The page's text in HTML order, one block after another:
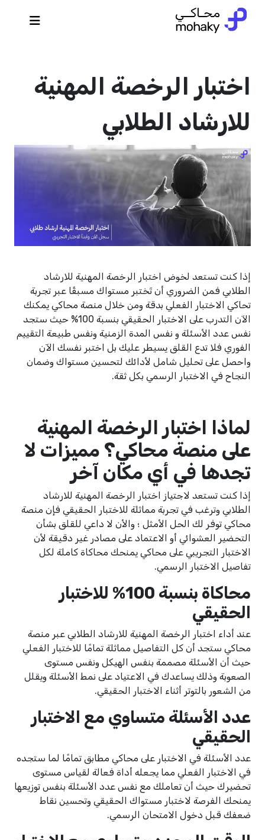
اختبار الرخصة المهنية
للارشاد الطلابي
إذا كنت تستعد لخوض اختبار الرخصة المهنية للارشاد
الطلابي فمن الضروري أن تَختبر مستواك مسبقًا عبر تجربة
تحاكي الاختبار الفعلي بدقة ومن خلال منصة محاكي يمكنك
الآن التدرب على الاختبار الحقيقي بنسبة 100% حيث ستجد
نفس عدد الأسئلة و نفس المدة الزمنية ونفس طبيعة التقييم
الفوري فلا تدع القلق يسيطر عليك بل اختبر نفسك الآن
واحصل على تحليل شامل لأدائك لتحسين مستواك وضمان
النجاح في الاختبار الرسمي بكل ثقة.
لماذا اختبار الرخصة المهنية
على منصة محاكي؟ مميزات لا
تجدها في أي مكان آخر
إذا كنت تستعد لاجتياز اختبار الرخصة المهنية للارشاد
الطلابي وترغب في تجربة مماثلة للاختبار الحقيقي فإن منصة
محاكي توفر لك الحل الأمثل ؛ والأن لا داعي للقلق بشأن
التحضير العشوائي أو الاعتماد على مصادر غير دقيقة لأن
الاختبار التجريبي على محاكي يمنحك محاكاة كاملة لكل
تفاصيل الاختبار الرسمي.
محاكاة بنسبة 100% للاختبار
الحقيقي
عند أداء اختبار الرخصة المهنية للارشاد الطلابي عبر منصة
محاكي ستجد أن كل التفاصيل مماثلة تمامًا للاختبار الفعلي
حيث أن الأسئلة مصممة بنفس الهيكل ونفس مستوى
الصعوبة وذلك يساعدك في الاعتياد على نمط الأسئلة ويقلل
من الشعور بالتوتر أثناء الاختبار الحقيقي.
عدد الأسئلة متساوي مع الاختبار
الحقيقي
عدد الأسئلة في الاختبار على محاكي مطابق تمامًا لما ستجده
في الاختبار الفعلي مما يجعله أداة فعالة لقياس مستوى
تحضيرك حيث أن تعاملك مع نفس عدد الأسئلة بنفس توزيعها
يمنحك الفرصة لاختبار مستواك الحقيقي وتحسين نقاط
ضعفك قبل دخول الامتحان الرسمي.